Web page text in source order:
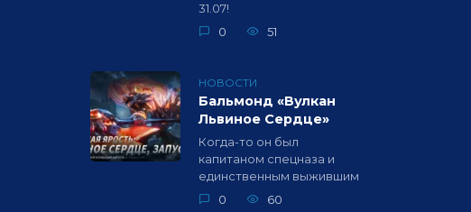
31.07!
0
51
НОВОСТИ
Бальмонд «Вулкан
Львиное Сердце»
Когда-то он был
капитаном спецназа и
единственным выжившим
0
60